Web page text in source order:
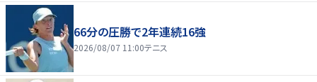
66分の圧勝で2年連続16強
2026/08/07 11:00テニス